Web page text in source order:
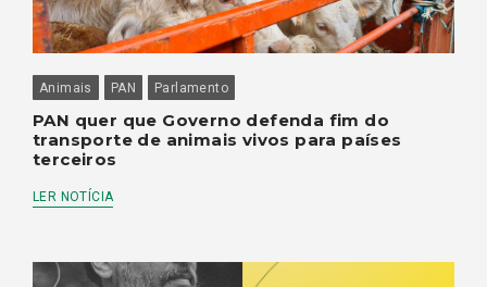
Animais PAN Parlamento
PAN quer que Governo defenda fim do
transporte de animais vivos para países
terceiros
LER NOTÍCIA